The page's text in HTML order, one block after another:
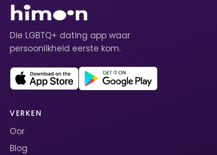
Die LGBTQ+ dating app waar
persoonlikheid eerste kom.
VERKEN
Oor
Blog